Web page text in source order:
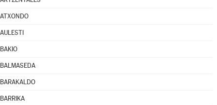
ATXONDO
AULESTI
BAKIO
BALMASEDA
BARAKALDO
BARRIKA